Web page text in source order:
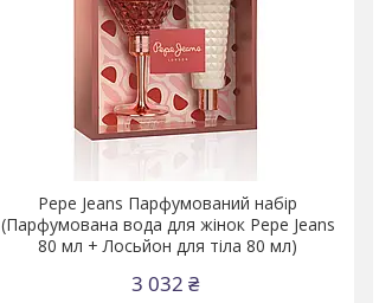
Pepe Jeans Парфумований набір
(Парфумована вода для жінок Pepe Jeans
80 мл + Лосьйон для тіла 80 мл)
3 032 ₴